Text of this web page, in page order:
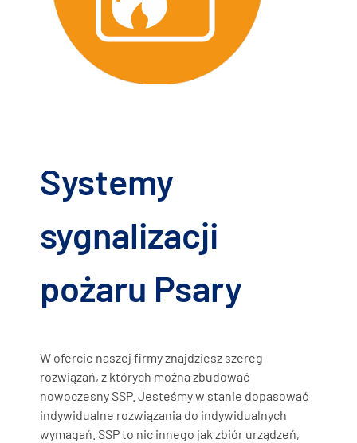
Systemy
sygnalizacji
pożaru Psary
W ofercie naszej firmy znajdziesz szereg
rozwiązań, z których można zbudować
nowoczesny SSP. Jesteśmy w stanie dopasować
indywidualne rozwiązania do indywidualnych
wymagań. SSP to nic innego jak zbiór urządzeń,